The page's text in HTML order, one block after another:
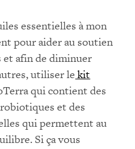
essentielles à mon
pour aider au soutien
et afin de diminuer
utiliser le kit
qui contient des
et des
qui permettent au
Si ça vous